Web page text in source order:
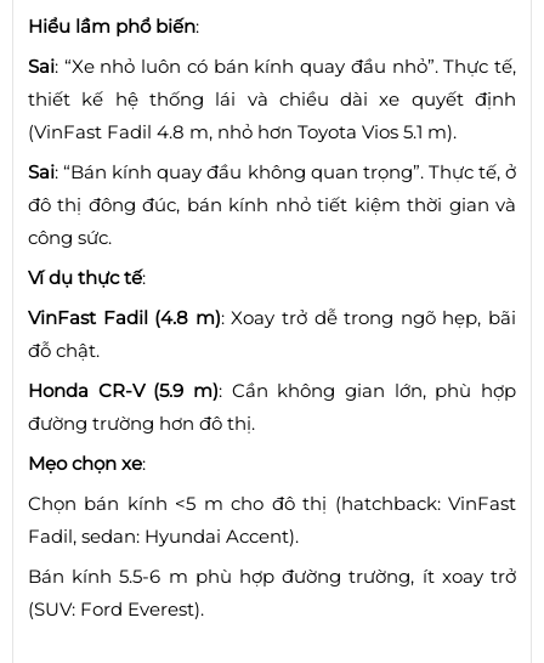
Hiểu lầm phổ biến:
Sai: “Xe nhỏ luôn có bán kính quay đầu nhỏ”. Thực tế,
thiết kế hệ thống lái và chiều dài xe quyết định
(VinFast Fadil 4.8 m, nhỏ hơn Toyota Vios 5.1 m).
Sai: “Bán kính quay đầu không quan trọng”. Thực tế, ở
đô thị đông đúc, bán kính nhỏ tiết kiệm thời gian và
công sức.
Ví dụ thực tế:
VinFast Fadil (4.8 m): Xoay trở dễ trong ngõ hẹp, bãi
đỗ chật.
Honda CR-V (5.9 m): Cần không gian lớn, phù hợp
đường trường hơn đô thị.
Mẹo chọn xe:
Chọn bán kính <5 m cho đô thị (hatchback: VinFast
Fadil, sedan: Hyundai Accent).
Bán kính 5.5-6 m phù hợp đường trường, ít xoay trở
(SUV: Ford Everest).